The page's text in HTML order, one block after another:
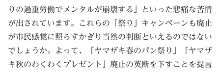
りの過重労働でメンタルが崩壊する」といった悲痛な苦情
が出されています。これらの「祭り」キャンペーンも廃止
が市民感覚に照らすかぎり当然の判断といえるのではない
でしょうか。よって、「ヤマザキ春のパン祭り」「ヤマザ
キ秋のわくわくプレゼント」廃止の英断を下すことを提言